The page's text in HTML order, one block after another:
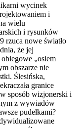
wycinek
i
wielu
i rysunków
rzuca nowe światło
że jej
„osiem
obszarze nie
Ślesińska,
granice
sposób wizjonerski i
z wywiadów
pudełkami?